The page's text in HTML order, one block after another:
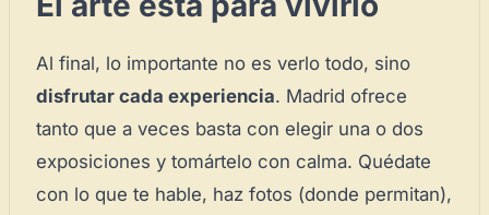
Al final, lo importante no es verlo todo, sino
disfrutar cada experiencia. Madrid ofrece
tanto que a veces basta con elegir una o dos
exposiciones y tomártelo con calma. Quédate
con lo que te hable, haz fotos (donde permitan),
Recibe y responde mensajes
Sigue las visitas de tus obras
Crear cuenta y abrir mi Panel Explorar obras